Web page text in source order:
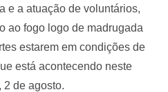
e a atuação de voluntários,
ao fogo logo de madrugada
estarem em condições de
está acontecendo neste
2 de agosto.